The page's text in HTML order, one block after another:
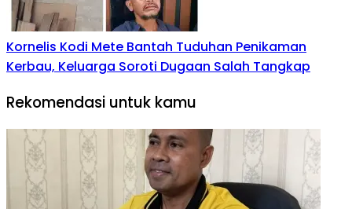
Kornelis Kodi Mete Bantah Tuduhan Penikaman
Kerbau, Keluarga Soroti Dugaan Salah Tangkap
Rekomendasi untuk kamu